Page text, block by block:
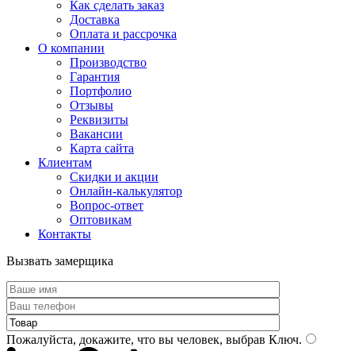
Как сделать заказ
Доставка
Оплата и рассрочка
О компании
Производство
Гарантия
Портфолио
Отзывы
Реквизиты
Вакансии
Карта сайта
Клиентам
Скидки и акции
Онлайн-калькулятор
Вопрос-ответ
Оптовикам
Контакты
Вызвать замерщика
Пожалуйста, докажите, что вы человек, выбрав Ключ.